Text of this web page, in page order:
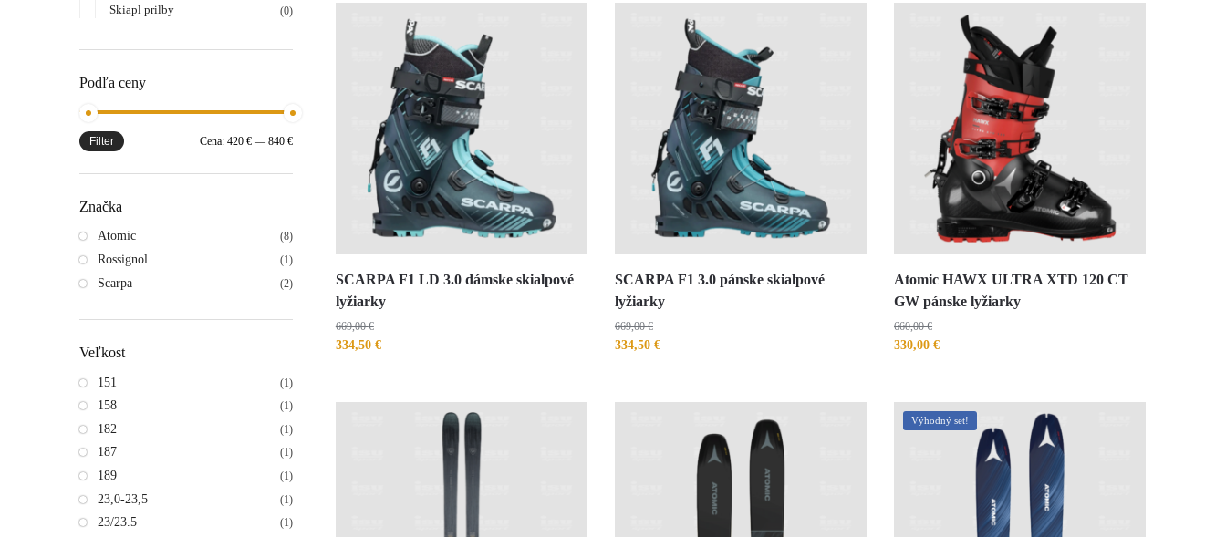
SCARPA F1 LD 3.0 dámske skialpové
lyžiarky
669,00€
334,50 €
SCARPA F1 3.0 pánske skialpové
lyžiarky
669,00€
334,50 €
Atomic HAWX ULTRA XTD 120 CT
GW pánske lyžiarky
660,00€
330,00€
Výhodný set!
Skiapl prilby (0)
Podľa ceny
Filter Cena: 420 € — 840 €
Značka
Atomic (8)
Rossignol (1)
Scarpa (2)
Veľkost
151 (1)
158 (1)
182 (1)
187 (1)
189 (1)
23,0-23,5 (1)
23/23.5 (1)